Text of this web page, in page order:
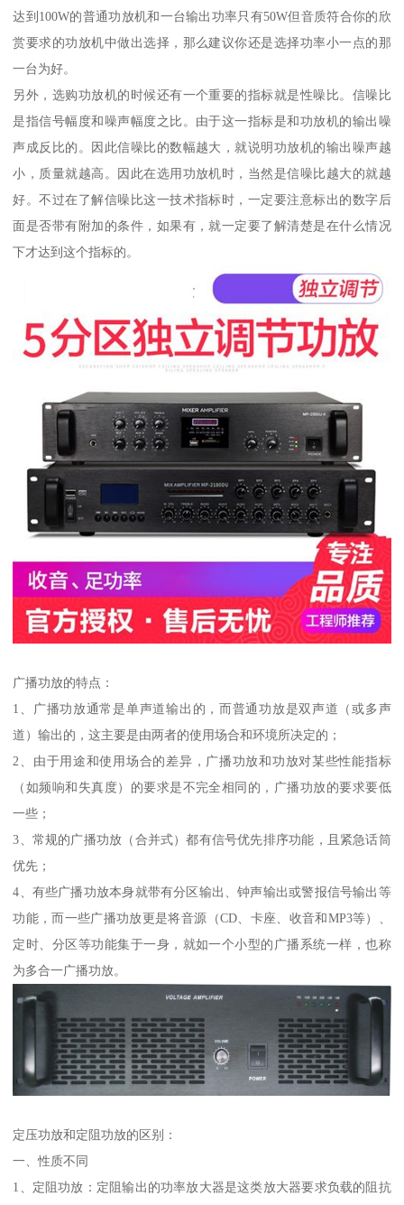
达到100W的普通功放机和一台输出功率只有50W但音质符合你的欣
赏要求的功放机中做出选择，那么建议你还是选择功率小一点的那
一台为好。
另外，选购功放机的时候还有一个重要的指标就是性噪比。信噪比
是指信号幅度和噪声幅度之比。由于这一指标是和功放机的输出噪
声成反比的。因此信噪比的数幅越大，就说明功放机的输出噪声越
小，质量就越高。因此在选用功放机时，当然是信噪比越大的就越
好。不过在了解信噪比这一技术指标时，一定要注意标出的数字后
面是否带有附加的条件，如果有，就一定要了解清楚是在什么情况
下才达到这个指标的。
广播功放的特点：
1、广播功放通常是单声道输出的，而普通功放是双声道（或多声
道）输出的，这主要是由两者的使用场合和环境所决定的；
2、由于用途和使用场合的差异，广播功放和功放对某些性能指标
（如频响和失真度）的要求是不完全相同的，广播功放的要求要低
一些；
3、常规的广播功放（合并式）都有信号优先排序功能，且紧急话筒
优先；
4、有些广播功放本身就带有分区输出、钟声输出或警报信号输出等
功能，而一些广播功放更是将音源（CD、卡座、收音和MP3等）、
定时、分区等功能集于一身，就如一个小型的广播系统一样，也称
为多合一广播功放。
定压功放和定阻功放的区别：
一、性质不同
1、定阻功放：定阻输出的功率放大器是这类放大器要求负载的阻抗